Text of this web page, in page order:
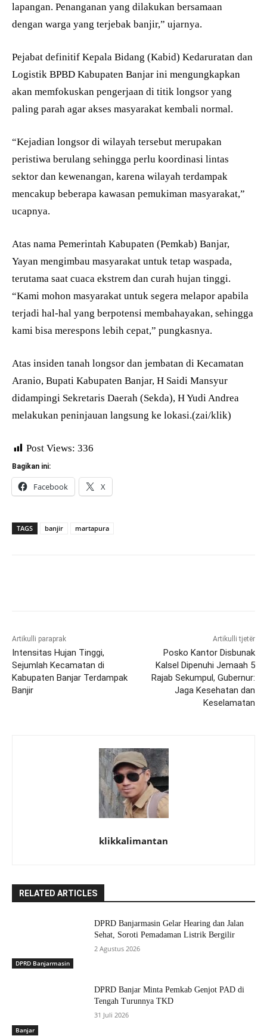
lapangan. Penanganan yang dilakukan bersamaan
dengan warga yang terjebak banjir,” ujarnya.
Pejabat definitif Kepala Bidang (Kabid) Kedaruratan dan
Logistik BPBD Kabupaten Banjar ini mengungkapkan
akan memfokuskan pengerjaan di titik longsor yang
paling parah agar akses masyarakat kembali normal.
“Kejadian longsor di wilayah tersebut merupakan
peristiwa berulang sehingga perlu koordinasi lintas
sektor dan kewenangan, karena wilayah terdampak
mencakup beberapa kawasan pemukiman masyarakat,”
ucapnya.
Atas nama Pemerintah Kabupaten (Pemkab) Banjar,
Yayan mengimbau masyarakat untuk tetap waspada,
terutama saat cuaca ekstrem dan curah hujan tinggi.
“Kami mohon masyarakat untuk segera melapor apabila
terjadi hal-hal yang berpotensi membahayakan, sehingga
kami bisa merespons lebih cepat,” pungkasnya.
Atas insiden tanah longsor dan jembatan di Kecamatan
Aranio, Bupati Kabupaten Banjar, H Saidi Mansyur
didampingi Sekretaris Daerah (Sekda), H Yudi Andrea
melakukan peninjauan langsung ke lokasi.(zai/klik)
Post Views: 336
Bagikan ini:
Facebook X
TAGS banjir martapura
Artikulli paraprak
Intensitas Hujan Tinggi,
Sejumlah Kecamatan di
Kabupaten Banjar Terdampak
Banjir
Artikulli tjetër
Posko Kantor Disbunak
Kalsel Dipenuhi Jemaah 5
Rajab Sekumpul, Gubernur:
Jaga Kesehatan dan
Keselamatan
klikkalimantan
RELATED ARTICLES
DPRD Banjarmasin
DPRD Banjarmasin Gelar Hearing dan Jalan
Sehat, Soroti Pemadaman Listrik Bergilir
2 Agustus 2026
Banjar
DPRD Banjar Minta Pemkab Genjot PAD di
Tengah Turunnya TKD
31 Juli 2026